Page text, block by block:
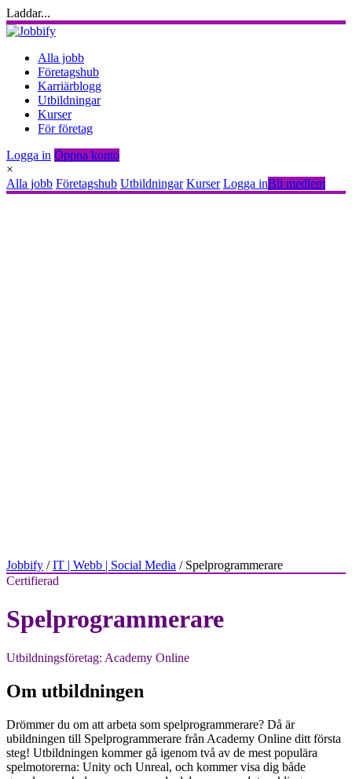
Laddar...
Alla jobb
Företagshub
Karriärblogg
Utbildningar
Kurser
För företag
Logga in Öppna konto
×
Alla jobb Företagshub Utbildningar Kurser Logga inBli medlem
Jobbify /IT | Webb | Social Media / Spelprogrammerare
Certifierad
Spelprogrammerare
Utbildningsföretag: Academy Online
Om utbildningen
Drömmer du om att arbeta som spelprogrammerare? Då är
ubildningen till Spelprogrammerare från Academy Online ditt första
steg! Utbildningen kommer gå igenom två av de mest populära
spelmotorerna: Unity och Unreal, och kommer visa dig både